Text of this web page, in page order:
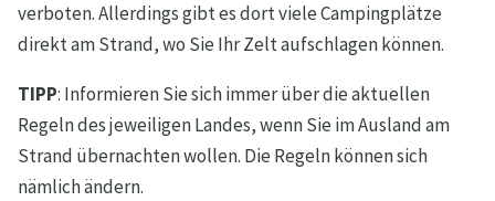
verboten. Allerdings gibt es dort viele Campingplätze
direkt am Strand, wo Sie Ihr Zelt aufschlagen können.
TIPP: Informieren Sie sich immer über die aktuellen
Regeln des jeweiligen Landes, wenn Sie im Ausland am
Strand übernachten wollen. Die Regeln können sich
nämlich ändern.